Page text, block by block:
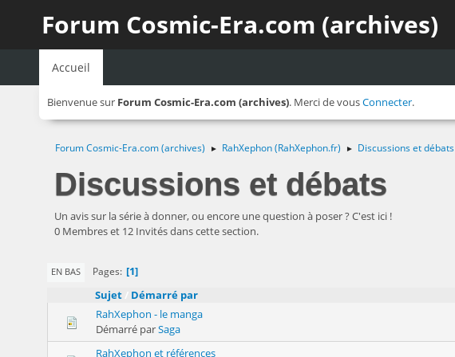
Forum Cosmic-Era.com (archives)
Accueil
Bienvenue sur Forum Cosmic-Era.com (archives). Merci de vousConnecter.
Forum Cosmic-Era.com (archives) ► RahXephon (RahXephon.fr) ► Discussions et débats
Discussions et débats
Un avis sur la série à donner, ou encore une question à poser ? C'est ici !
0 Membres et 12 Invités dans cette section.
EN BAS Pages
1
Sujet
Démarré par
RahXephon - le manga
Démarré parSaga
RahXephon et références